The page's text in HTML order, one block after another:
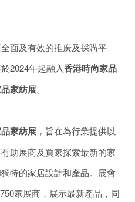
面及有效的推廣及採購平
2024年起融入香港時尚家品
家紡展。
家紡展 ，旨在為行業提供以
助展商及買家探索最新的家
特的家居設計和產品。展會
家展商，展示最新產品，同